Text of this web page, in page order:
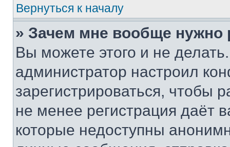
Вернуться к началу
» Зачем мне вообще нужно
Вы можете этого и не
администратор настроил
зарегистрироваться, чтобы
не менее регистрация даёт
которые недоступны